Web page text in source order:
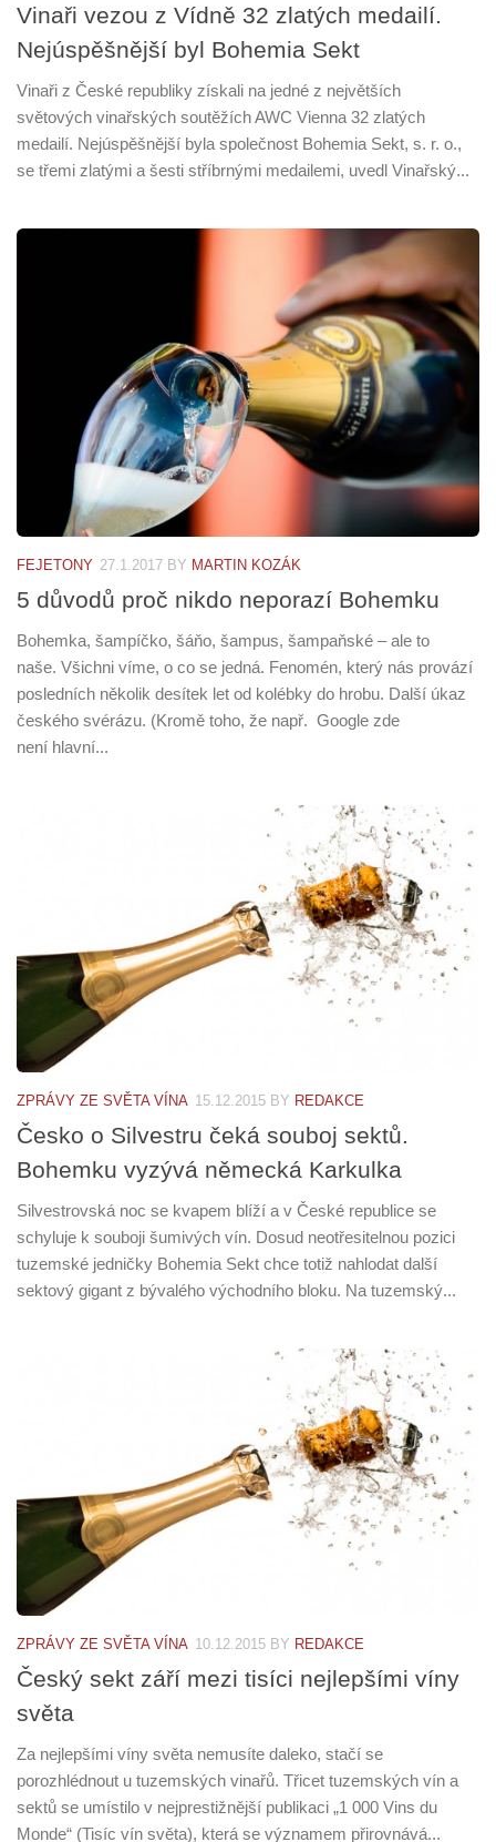
Vinaři vezou z Vídně 32 zlatých medailí.
Nejúspěšnější byl Bohemia Sekt
Vinaři z České republiky získali na jedné z největších
světových vinařských soutěžích AWC Vienna 32 zlatých
medailí. Nejúspěšnější byla společnost Bohemia Sekt, s. r. o.,
se třemi zlatými a šesti stříbrnými medailemi, uvedl Vinařský...
FEJETONY 27.1.2017 BY MARTIN KOZÁK
5 důvodů proč nikdo neporazí Bohemku
Bohemka, šampíčko, šáňo, šampus, šampaňské – ale to
naše. Všichni víme, o co se jedná. Fenomén, který nás provází
posledních několik desítek let od kolébky do hrobu. Další úkaz
českého svérázu. (Kromě toho, že např. Google zde
není hlavní...
ZPRÁVY ZE SVĚTA VÍNA 15.12.2015 BY REDAKCE
Česko o Silvestru čeká souboj sektů.
Bohemku vyzývá německá Karkulka
Silvestrovská noc se kvapem blíží a v České republice se
schyluje k souboji šumivých vín. Dosud neotřesitelnou pozici
tuzemské jedničky Bohemia Sekt chce totiž nahlodat další
sektový gigant z bývalého východního bloku. Na tuzemský...
ZPRÁVY ZE SVĚTA VÍNA 10.12.2015 BY REDAKCE
Český sekt září mezi tisíci nejlepšími víny
světa
Za nejlepšími víny světa nemusíte daleko, stačí se
porozhlédnout u tuzemských vinařů. Třicet tuzemských vín a
sektů se umístilo v nejprestižnější publikaci „1 000 Vins du
Monde“ (Tisíc vín světa), která se významem přirovnává...